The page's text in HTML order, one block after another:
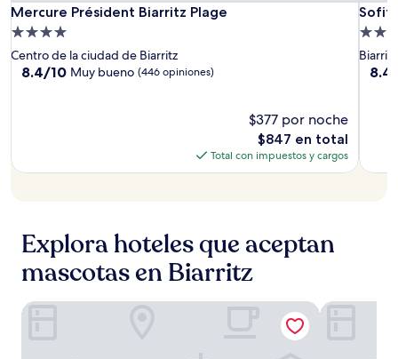
Mercure
Président
Biarritz
Plage
Plage
Mercure Président Biarritz Plage
Mercure Président Biarritz Plage
Propiedad
de
4.0
Centro de la ciudad de Biarritz
8.4
8.4/10 Muy bueno (446 opiniones)
$377 por noche
El
precio
actual
$847 en total
Total con impuestos y cargos
Le
de
5.0
Biarritz
8.4
Explora hoteles que aceptan
mascotas en Biarritz
Hotel le Windsor Grande Plage Biarritz Hôtel Villa